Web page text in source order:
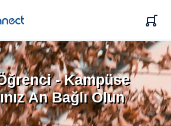
- Kampüse
An Bağlı Olun